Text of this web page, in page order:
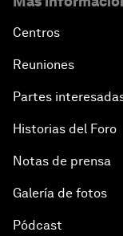
Centros
Reuniones
Partes
Historias del Foro
Notas de prensa
Galería de fotos
Pódcast